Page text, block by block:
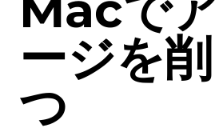
ージを
つ